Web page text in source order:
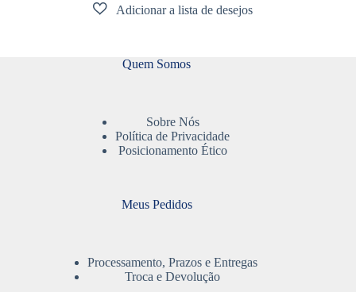
Quem Somos
Sobre Nós
Política de Privacidade
Posicionamento Ético
Meus Pedidos
Processamento, Prazos e Entregas
Troca e Devolução